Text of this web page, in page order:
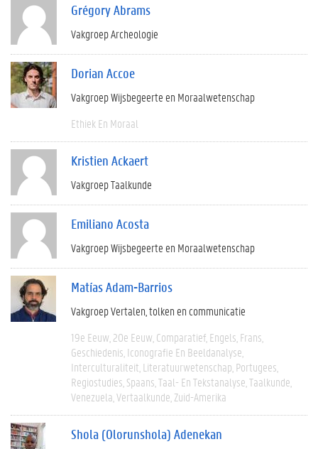
Grégory Abrams
Vakgroep Archeologie
Dorian Accoe
Vakgroep Wijsbegeerte en Moraalwetenschap
Ethiek En Moraal
Kristien Ackaert
Vakgroep Taalkunde
Emiliano Acosta
Vakgroep Wijsbegeerte en Moraalwetenschap
Matías Adam-Barrios
Vakgroep Vertalen, tolken en communicatie
19e Eeuw 20e Eeuw Comparatief Engels Frans
Geschiedenis Iconografie En Beeldanalyse
Interculturaliteit Literatuurwetenschap Portugees
Regiostudies Spaans Taal- En Tekstanalyse Taalkunde
Venezuela Vertaalkunde Zuid-Amerika
Shola (Olorunshola) Adenekan